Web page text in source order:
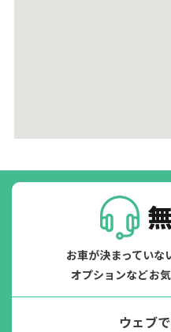
お車が決まっていな
オプションなどお
ウェブ